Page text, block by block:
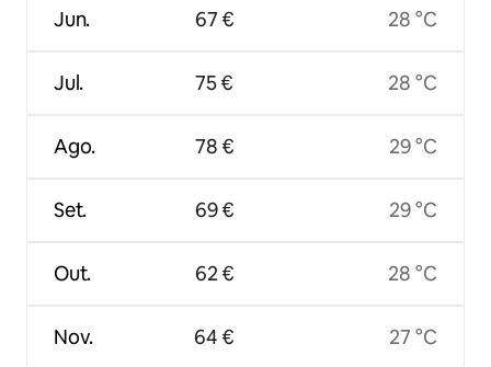
Jun.
Jul.
Ago.
Set.
Out.
Nov.
67 €
75 €
78 €
69 €
62 €
64 €
28 °C
28 °C
29 °C
29 °C
28 °C
27 °C